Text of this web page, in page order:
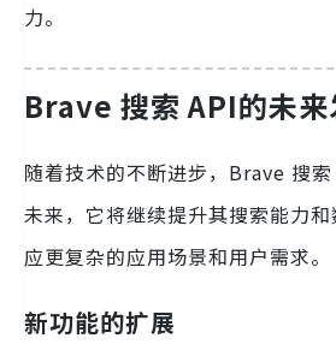
力。
Brave 搜索 API的未来
随着技术的不断进步，Brave 搜索
未来，它将继续提升其搜索能力
应更复杂的应用场景和用户需求。
新功能的扩展